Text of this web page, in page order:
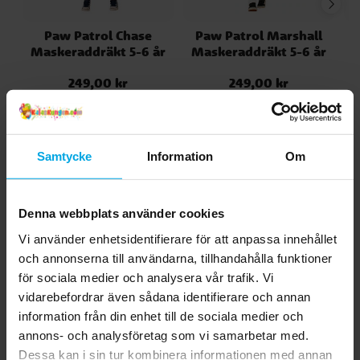
Samtycke Information Om
Denna webbplats använder cookies
Vi använder enhetsidentifierare för att anpassa innehållet
och annonserna till användarna, tillhandahålla funktioner
för sociala medier och analysera vår trafik. Vi
vidarebefordrar även sådana identifierare och annan
information från din enhet till de sociala medier och
annons- och analysföretag som vi samarbetar med.
Dessa kan i sin tur kombinera informationen med annan
Paw Patrol Chase
Maskeraddräkt 5-6 år
Pris:249,00 kr
249,00 kr
Paw Patrol Marshall
Maskeraddräkt 5-6 år
Pris:249,00 kr
249,00 kr
Andra köpte även